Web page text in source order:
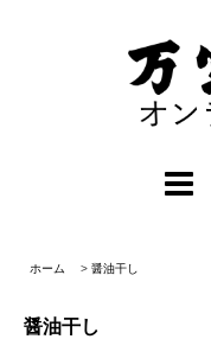
ホーム > 醤油干し
醤油干し